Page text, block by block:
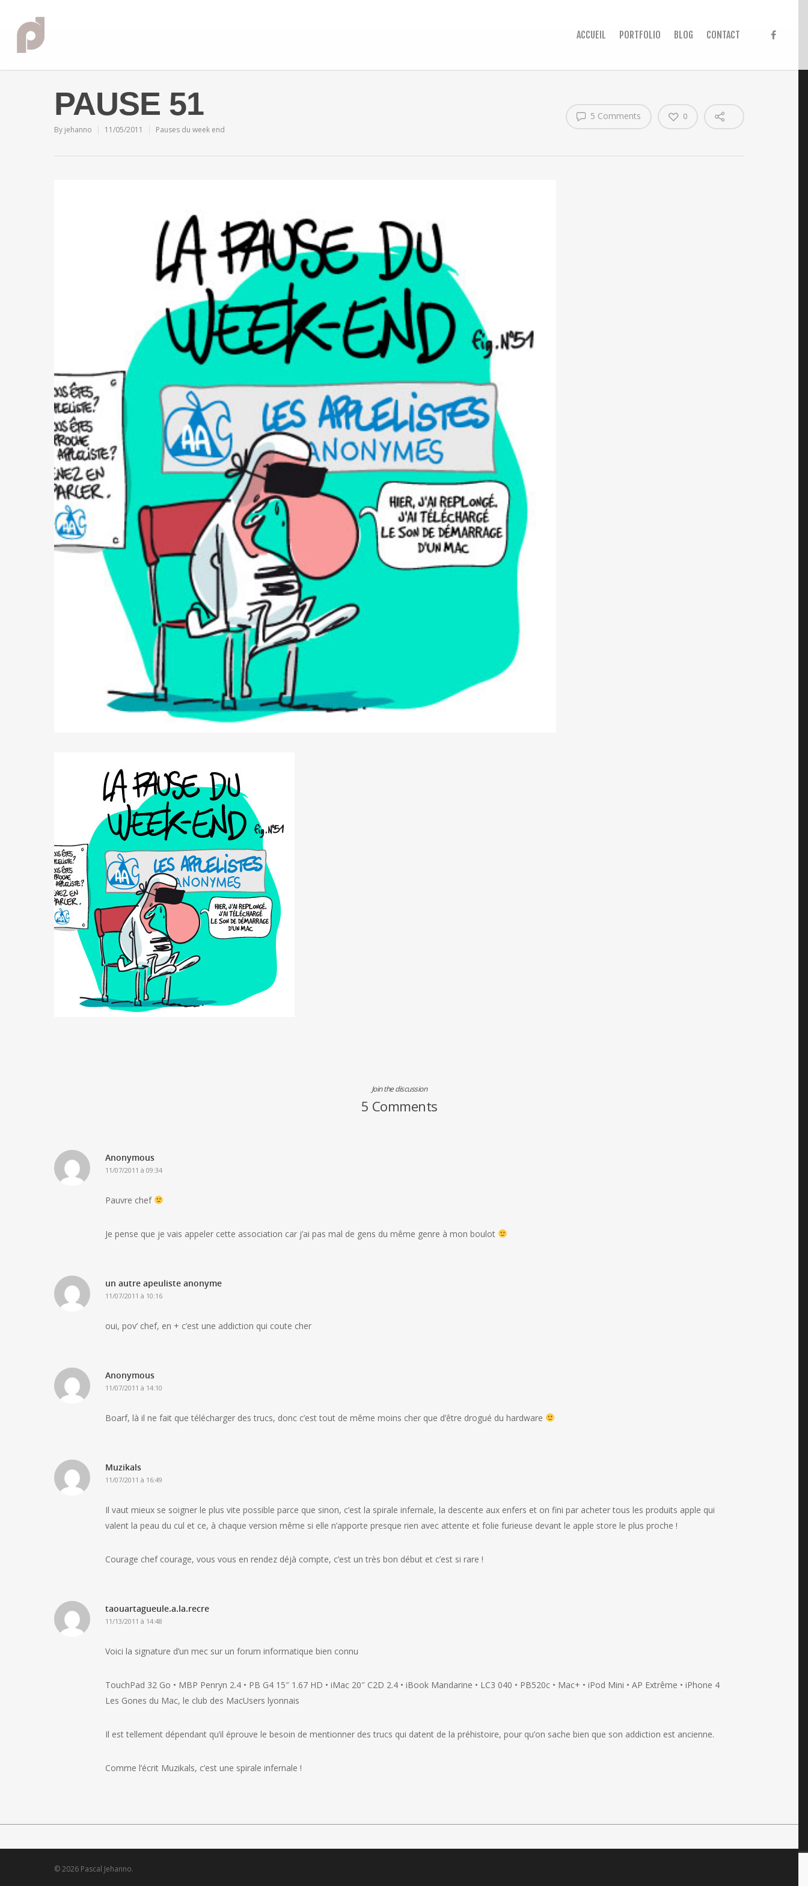
ACCUEIL PORTFOLIO BLOG CONTACT
PAUSE 51
By jehanno 11/05/2011 Pauses du week end
5 Comments 0
Join the discussion
5 Comments
Anonymous
11/07/2011 à 09:34
Pauvre chef
Je pense que je vais appeler cette association car j’ai pas mal de gens du même genre à mon boulot
un autre apeuliste anonyme
11/07/2011 à 10:16
oui, pov’ chef, en + c’est une addiction qui coute cher
Anonymous
11/07/2011 à 14:10
Boarf, là il ne fait que télécharger des trucs, donc c’est tout de même moins cher que d’être drogué du hardware
Muzikals
11/07/2011 à 16:49
Il vaut mieux se soigner le plus vite possible parce que sinon, c’est la spirale infernale, la descente aux enfers et on fini par acheter tous les produits apple qui
valent la peau du cul et ce, à chaque version même si elle n’apporte presque rien avec attente et folie furieuse devant le apple store le plus proche !
Courage chef courage, vous vous en rendez déjà compte, c’est un très bon début et c’est si rare !
taouartagueule.a.la.recre
11/13/2011 à 14:48
Voici la signature d’un mec sur un forum informatique bien connu
TouchPad 32 Go • MBP Penryn 2.4 • PB G4 15″ 1.67 HD • iMac 20″ C2D 2.4 • iBook Mandarine • LC3 040 • PB520c • Mac+ • iPod Mini • AP Extrême • iPhone 4
Les Gones du Mac, le club des MacUsers lyonnais
Il est tellement dépendant qu’il éprouve le besoin de mentionner des trucs qui datent de la préhistoire, pour qu’on sache bien que son addiction est ancienne.
Comme l’écrit Muzikals, c’est une spirale infernale !
© 2026 Pascal Jehanno.